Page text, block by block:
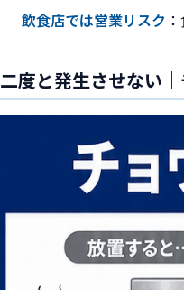
飲食店では営業リスク
二度と発生させない